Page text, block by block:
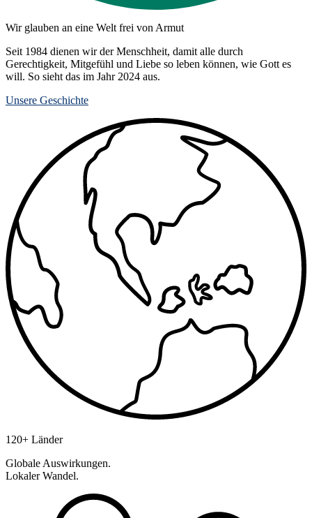
Wir glauben an eine Welt frei von Armut
Seit 1984 dienen wir der Menschheit, damit alle durch
Gerechtigkeit, Mitgefühl und Liebe so leben können, wie Gott es
will. So sieht das im Jahr 2024 aus.
Unsere Geschichte
120+ Länder
Globale Auswirkungen.
Lokaler Wandel.